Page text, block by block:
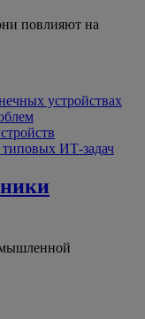
повлияют на
устройствах
ИТ-задач